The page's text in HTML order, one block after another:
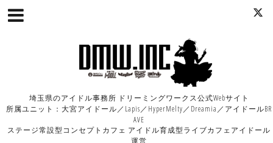
埼玉県のアイドル事務所 ドリーミングワークス公式Webサイト
所属ユニット：大宮アイドール／Lapis／HyperMelty／Dreamia／アイドールBR
AVE
ステージ常設型コンセプトカフェ アイドル育成型ライブカフェアイドール
運営